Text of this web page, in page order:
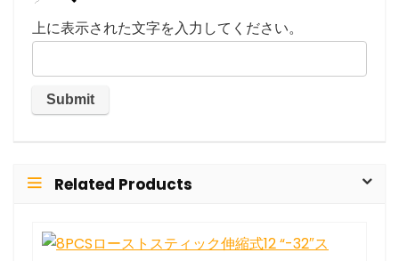
上に表示された文字を入力してください。
Related Products